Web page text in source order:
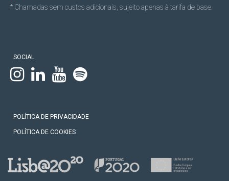
* Chamadas sem custos adicionais, sujeito apenas à tarifa de base.
SOCIAL
POLÍTICA DE PRIVACIDADE
POLÍTICA DE COOKIES